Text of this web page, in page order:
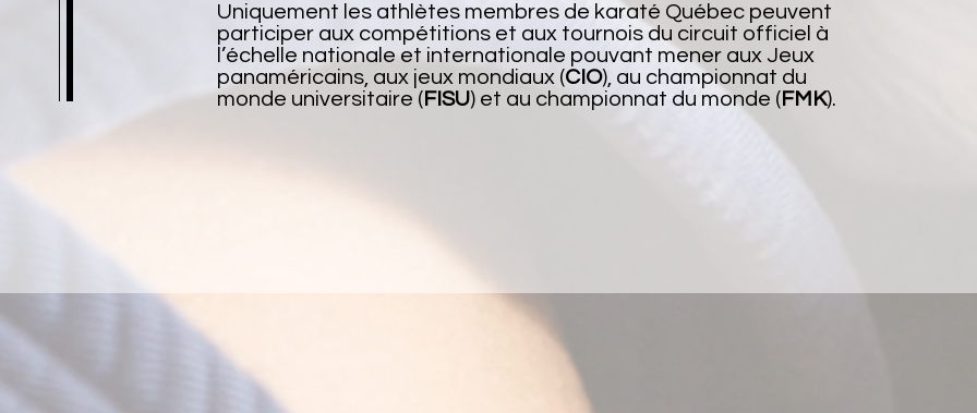
Uniquement les athlètes membres de karaté Québec peuvent
participer aux compétitions et aux tournois du circuit officiel à
l’échelle nationale et internationale pouvant mener aux Jeux
panaméricains, aux jeux mondiaux (CIO), au championnat du
monde universitaire (FISU) et au championnat du monde (FMK).